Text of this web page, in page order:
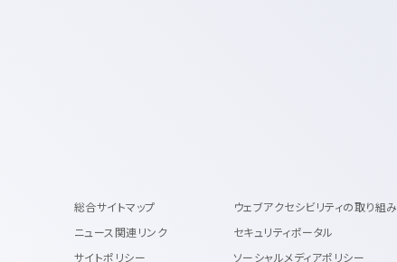
総合サイトマップ
ニュース関連リンク
サイトポリシー
ウェブアクセシビリティの取り組み
セキュリティポータル
ソーシャルメディアポリシー